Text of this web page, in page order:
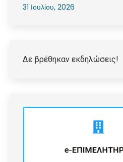
31 Ιουλίου, 2026
Δε βρέθηκαν εκδηλώσεις!